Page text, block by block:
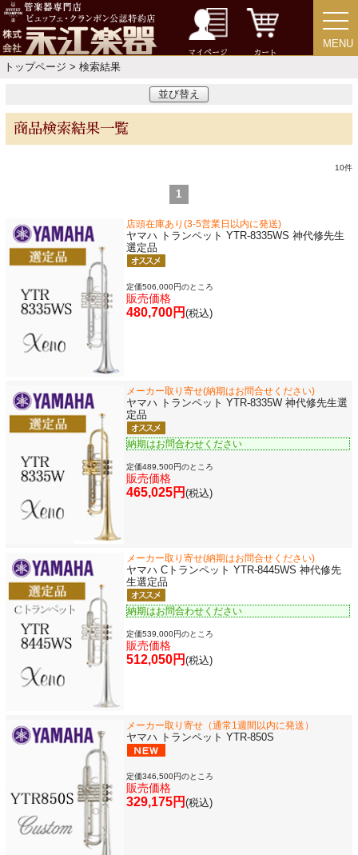
マイページ カート
MENU
MENU
トップページ > 検索結果
並び替え
商品検索結果一覧
10件
1
店頭在庫あり(3-5営業日以内に発送)
ヤマハ トランペット YTR-8335WS 神代修先生
選定品
定価506,000円のところ
販売価格
480,700円 (税込)
メーカー取り寄せ(納期はお問合せください)
ヤマハ トランペット YTR-8335W 神代修先生選
定品
納期はお問合わせください
定価489,500円のところ
販売価格
465,025円 (税込)
メーカー取り寄せ(納期はお問合せください)
ヤマハ Cトランペット YTR-8445WS 神代修先
生選定品
納期はお問合わせください
定価539,000円のところ
販売価格
512,050円 (税込)
メーカー取り寄せ（通常1週間以内に発送）
ヤマハ トランペット YTR-850S
定価346,500円のところ
販売価格
329,175円 (税込)
人気の永江楽器コラム
「楽器をはじめよう」
選定者のご紹介
新規会員登録
ご利用ガイド サポート・保証
よくあるご質問 会社紹介